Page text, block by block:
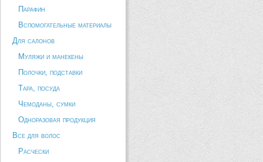
Парафин
Вспомогательные материалы
Для салонов
Муляжи и манекены
Полочки, подставки
Тара, посуда
Чемоданы, сумки
Одноразовая продукция
Все для волос
Расчески